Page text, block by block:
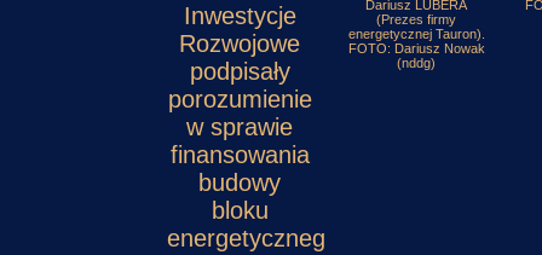
Inwestycje
Rozwojowe
podpisały
porozumienie
w sprawie
finansowania
budowy
bloku
energetycznego
Dariusz LUBERA
(Prezes firmy
energetycznej Tauron).
FOTO: Dariusz Nowak
(nddg)